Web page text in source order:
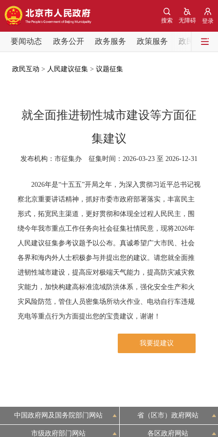
登录
无障碍
搜索
要闻动态 政务公开 政务服务 政策服务 政民互动
要闻动态
各区热点
政策兑现 政策解读 回应关切
决策公开 专题公开
政务服务
个人服务 法人服务 部门服务
便民服务 利企服务
参与调查 在线访谈 图说互动
政民互动 > 人民建议征集 > 议题征集
就全面推进韧性城市建设等方面征
集建议
发布机构：市征集办 征集时间：2026-03-23 至 2026-12-31
2026年是“十五五”开局之年，为深入贯彻习近平总书记视
察北京重要讲话精神，抓好市委市政府部署落实，丰富民主
形式，拓宽民主渠道，更好贯彻和体现全过程人民民主，围
绕今年我市重点工作任务向社会征集社情民意，现将2026年
人民建议征集参考议题予以公布。真诚希望广大市民、社会
各界和海内外人士积极参与并提出您的建议。请您就全面推
进韧性城市建设，提高应对极端天气能力，提高防灾减灾救
灾能力，加快构建高标准流域防洪体系，强化安全生产和火
灾风险防范，管住人员密集场所动火作业、电动自行车违规
充电等重点行为方面提出您的宝贵建议，谢谢！
我要提建议
中国政府网及国务院部门网站 省（区市）政府网站
市级政府部门网站 各区政府网站